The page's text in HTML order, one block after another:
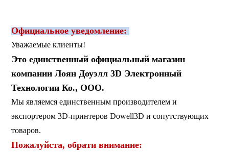
Официальное уведомление:
Уважаемые клиенты!
Это единственный официальный магазин
компании Лоян Доуэлл 3D Электронный
Технологии Ко., ООО.
Мы являемся единственным производителем и
экспортером 3D-принтеров Dowell3D и сопутствующих
товаров.
Пожалуйста, обрати внимание: